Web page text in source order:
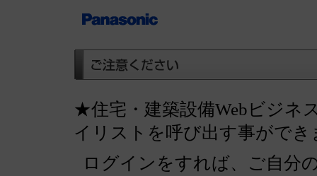
★住宅・建築設備Webビジネ
イリストを呼び出す事ができ
ログインをすれば、ご自分